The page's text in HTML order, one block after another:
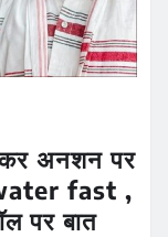
कर अनशन पर
water fast ,
पर बात